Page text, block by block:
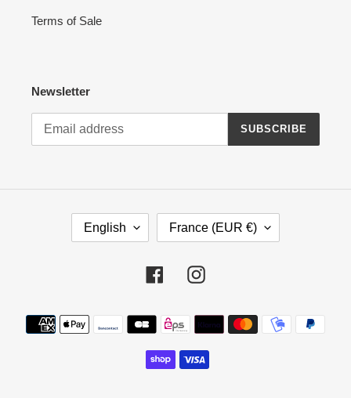
Terms of Sale
Newsletter
SUBSCRIBE
G
E
English
N
T
Y
/
R
E
France (EUR €)
FacebookInstagram
Payment
methods